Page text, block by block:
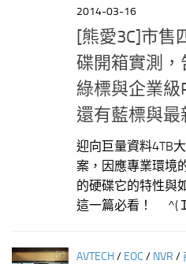
2014-03-16
[熊愛3C]市售
碟開箱實測，
綠標與企業級
還有藍標與最
迎向巨量資料4TB
案，因應專業環境
的硬碟它的特性與
這一篇必看！ ^(
AVTECH/ EOC / NVR /